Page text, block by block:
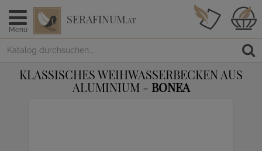
Menü
SERAFINUM.AT
KLASSISCHES WEIHWASSERBECKEN AUS
ALUMINIUM - BONEA